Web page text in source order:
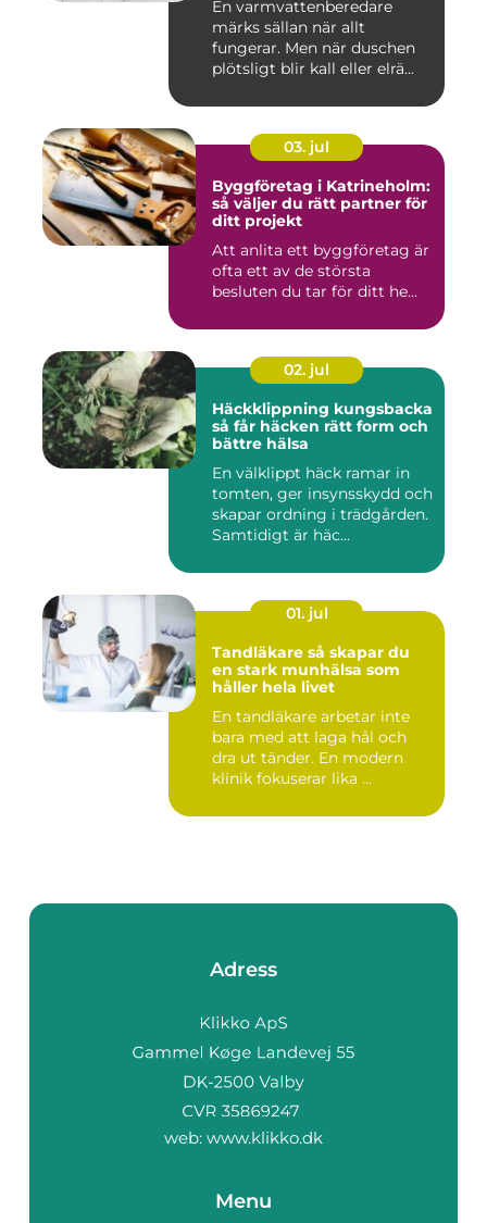
En varmvattenberedare
märks sällan när allt
fungerar. Men när duschen
plötsligt blir kall eller elrä...
03. jul
Byggföretag i Katrineholm:
så väljer du rätt partner för
ditt projekt
Att anlita ett byggföretag är
ofta ett av de största
besluten du tar för ditt he...
02. jul
Häckklippning kungsbacka
så får häcken rätt form och
bättre hälsa
En välklippt häck ramar in
tomten, ger insynsskydd och
skapar ordning i trädgården.
Samtidigt är häc...
01. jul
Tandläkare så skapar du
en stark munhälsa som
håller hela livet
En tandläkare arbetar inte
bara med att laga hål och
dra ut tänder. En modern
klinik fokuserar lika ...
Adress
web: www.klikko.dk
Menu